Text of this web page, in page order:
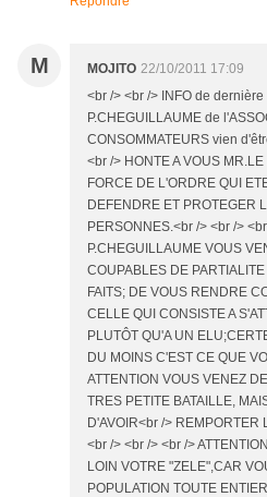
M MOJITO 22/10/2011 17:09
<br /> <br /> INFO de
P.CHEGUILLAUME de
CONSOMMATEURS vien
<br /> HONTE A VOUS
FORCE DE L'ORDRE QUI
DEFENDRE ET PROTEGER
PERSONNES.<br /> <br />
P.CHEGUILLAUME VOUS
COUPABLES DE
FAITS; DE VOUS RENDRE
CELLE QUI CONSISTE A
PLUTÔT QU'A UN
DU MOINS C'EST CE QUE
ATTENTION VOUS VENEZ
TRES PETITE BATAILLE,
D'AVOIR<br /> REMPORTER
<br /> <br /> <br />
LOIN VOTRE "ZELE",CAR
POPULATION TOUTE